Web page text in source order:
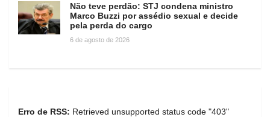
Não teve perdão: STJ condena ministro
Marco Buzzi por assédio sexual e decide
pela perda do cargo
6 de agosto de 2026
Erro de RSS: Retrieved unsupported status code "403"